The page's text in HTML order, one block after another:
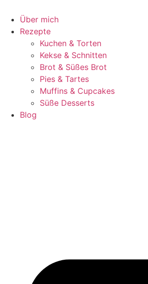
Über mich
Rezepte
Kuchen & Torten
Kekse & Schnitten
Brot & Süßes Brot
Pies & Tartes
Muffins & Cupcakes
Süße Desserts
Blog